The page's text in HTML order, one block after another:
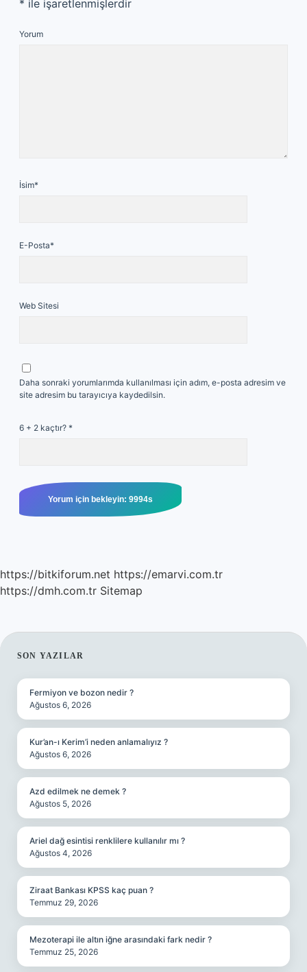
* ile işaretlenmişlerdir
Yorum
İsim*
E-Posta*
Web Sitesi
Daha sonraki yorumlarımda kullanılması için adım, e-posta adresim ve
site adresim bu tarayıcıya kaydedilsin.
6 + 2 kaçtır? *
https://bitkiforum.net https://emarvi.com.tr
https://dmh.com.tr Sitemap
SIDEBAR
SON YAZILAR
Fermiyon ve bozon nedir ?
Ağustos 6, 2026
Kur’an-ı Kerim’i neden anlamalıyız ?
Ağustos 6, 2026
Azd edilmek ne demek ?
Ağustos 5, 2026
Ariel dağ esintisi renklilere kullanılır mı ?
Ağustos 4, 2026
Ziraat Bankası KPSS kaç puan ?
Temmuz 29, 2026
Mezoterapi ile altın iğne arasındaki fark nedir ?
Temmuz 25, 2026